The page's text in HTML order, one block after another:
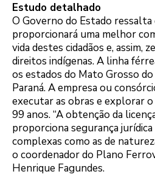
Estudo detalhado
O Governo do Estado
proporcionará uma melhor
vida destes cidadãos e, assim,
direitos indígenas. A linha
os estados do Mato Grosso
Paraná. A empresa ou
executar as obras e explorar
99 anos. “A obtenção da
proporciona segurança
complexas como as de
o coordenador do Plano
Henrique Fagundes.